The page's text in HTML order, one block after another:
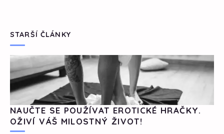
STARŠÍ ČLÁNKY
NAUČTE SE POUŽÍVAT EROTICKÉ HRAČKY.
OŽIVÍ VÁŠ MILOSTNÝ ŽIVOT!